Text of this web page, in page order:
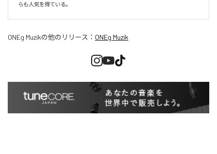
らも人気を得ている。
ONEg Muzikの他のリリース： ONEg Muzik